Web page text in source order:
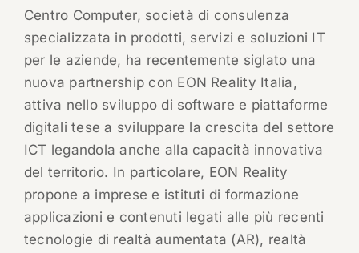
Centro Computer, società di consulenza
specializzata in prodotti, servizi e soluzioni IT
per le aziende, ha recentemente siglato una
nuova partnership con EON Reality Italia,
attiva nello sviluppo di software e piattaforme
digitali tese a sviluppare la crescita del settore
ICT legandola anche alla capacità innovativa
del territorio. In particolare, EON Reality
propone a imprese e istituti di formazione
applicazioni e contenuti legati alle più recenti
tecnologie di realtà aumentata (AR), realtà